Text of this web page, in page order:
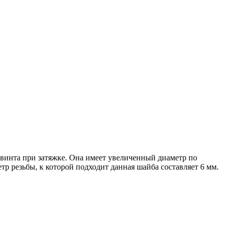
при затяжке. Она имеет увеличенный диаметр по
резьбы, к которой подходит данная шайба составляет 6 мм.